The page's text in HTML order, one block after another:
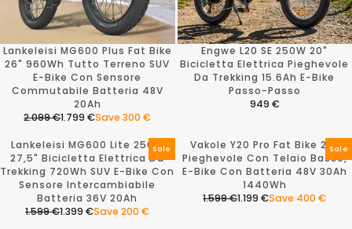
Lankeleisi MG600 Plus Fat Bike
26" 960Wh Tutto Terreno SUV
E-Bike Con Sensore
Commutabile Batteria 48V
20Ah
R
G
U
L
A
P
1.799 €
2.099 € Save 300 €
Engwe L20 SE 250W 20"
Bicicletta Elettrica Pieghevole
Da Trekking 15.6Ah E-Bike
Passo-Passo
R
U
L
A
R
P
949 €
Sale
Lankeleisi MG600 Lite 250W
27,5" Bicicletta Elettrica Da
Trekking 720Wh SUV E-Bike Con
Sensore Intercambiabile
Batteria 36V 20Ah
R
1.399 €
1.599 € Save 200 €
Sale
Vakole Y20 Pro Fat Bike 20"
Pieghevole Con Telaio Basso,
E-Bike Con Batteria 48V 30Ah
1440Wh
R
1.199 €
1.599 € Save 400 €